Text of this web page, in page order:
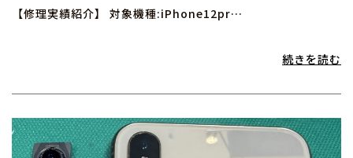
【修理実績紹介】 対象機種:iPhone12pr…
続きを読む